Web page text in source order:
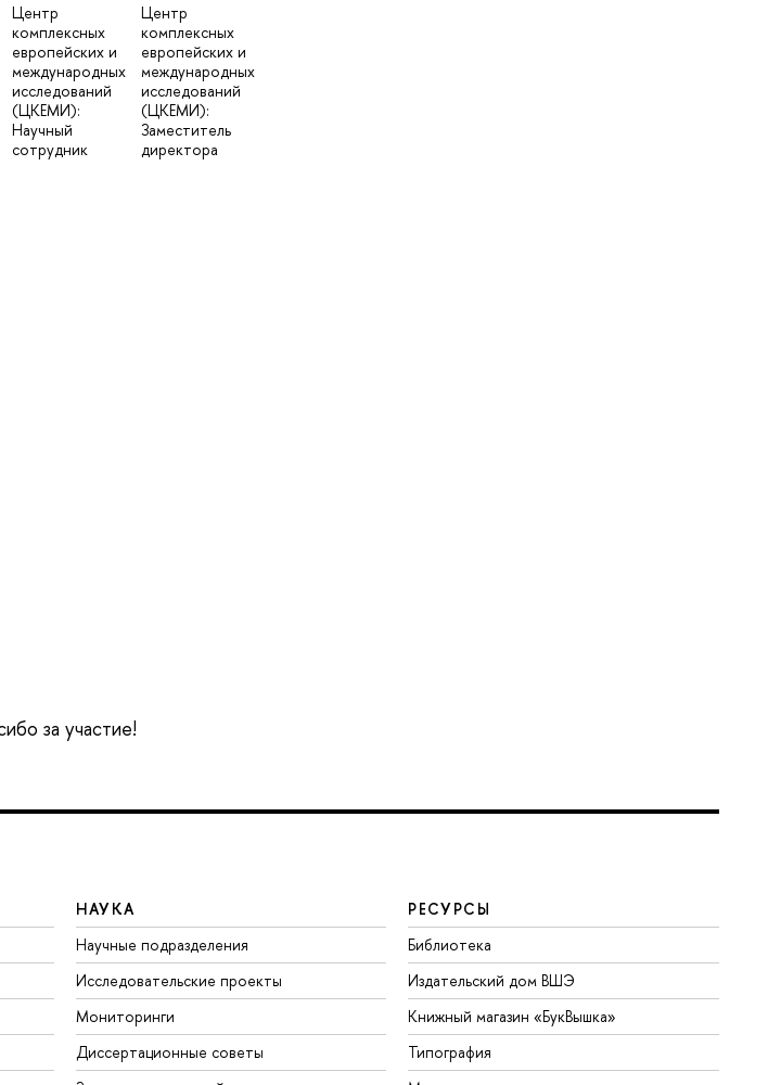
Центр
комплексных
европейских и
международных
исследований
(ЦКЕМИ):
Научный
сотрудник
Центр
комплексных
европейских и
международных
исследований
(ЦКЕМИ):
Заместитель
директора
за участие!
НАУКА
Научные подразделения
Исследовательские проекты
Мониторинги
Диссертационные советы
РЕСУРСЫ
Библиотека
Издательский дом ВШЭ
Книжный магазин «БукВышка»
Типография